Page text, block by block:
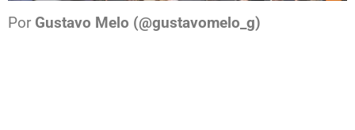
Por Gustavo Melo (@gustavomelo_g)